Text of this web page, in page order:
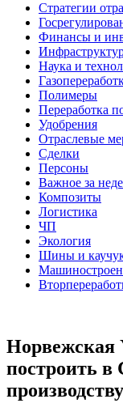
Стратегии
Финансы и
Наука и
Полимеры
Переработка
Удобрения
Отраслевые
Сделки
Персоны
Важное за
Композиты
Логистика
ЧП
Экология
Шины и
Норвежская
построить